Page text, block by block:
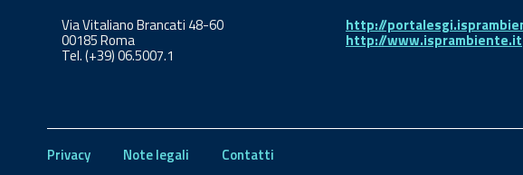
Via Vitaliano Brancati 48-60
00185 Roma
Tel. (+39) 06.5007.1
http://
http://www.isprambiente.it
Privacy Note legali Contatti